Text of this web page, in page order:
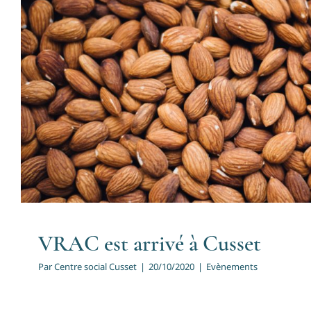
VRAC est arrivé à
Evènements
VRAC est arrivé à Cusset
ParCentre social Cusset | 20/10/2020 | Evènements